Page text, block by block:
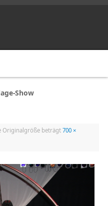
Show
Originalgröße beträgt 700 ×